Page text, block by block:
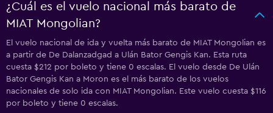
¿Cuál es el vuelo nacional más barato de
MIAT Mongolian?
El vuelo nacional de ida y vuelta más barato de MIAT Mongolian es
a partir de De Dalanzadgad a Ulán Bator Gengis Kan. Esta ruta
cuesta $212 por boleto y tiene 0 escalas. El vuelo desde De Ulán
Bator Gengis Kan a Moron es el más barato de los vuelos
nacionales de solo ida con MIAT Mongolian. Este vuelo cuesta $116
por boleto y tiene 0 escalas.